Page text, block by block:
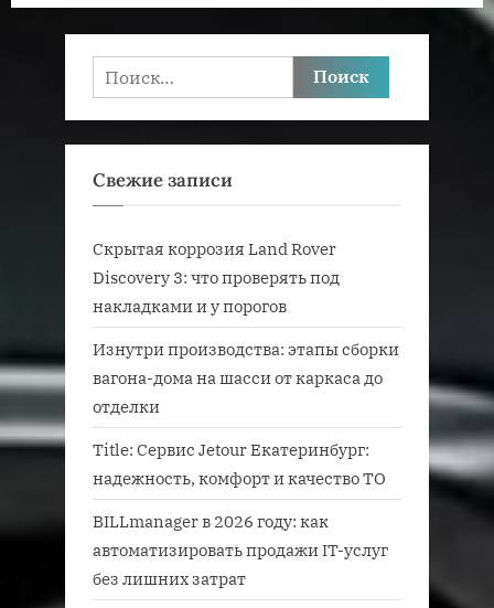
Найти:
Свежие записи
Скрытая коррозия Land Rover
Discovery 3: что проверять под
накладками и у порогов
Изнутри производства: этапы сборки
вагона-дома на шасси от каркаса до
отделки
Title: Сервис Jetour Екатеринбург:
надежность, комфорт и качество ТО
BILLmanager в 2026 году: как
автоматизировать продажи IT-услуг
без лишних затрат